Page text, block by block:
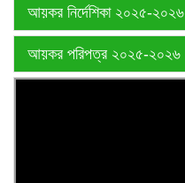
আয়কর নির্দেশিকা ২০২৫-২০২৬
আয়কর পরিপত্র ২০২৫-২০২৬